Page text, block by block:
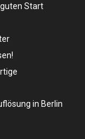
Start
in Berlin